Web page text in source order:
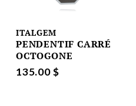
ITALGEM
PENDENTIF CARRÉ
OCTOGONE
135.00 $